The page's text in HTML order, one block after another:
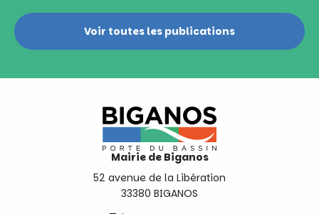
Voir toutes les publications
Mairie de Biganos
52 avenue de la Libération
33380 BIGANOS